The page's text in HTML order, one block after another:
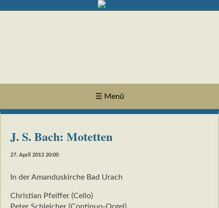
☰ Menü
J. S. Bach: Motetten
27. April 2013 20:00
In der Amanduskirche Bad Urach
Christian Pfeiffer (Cello)